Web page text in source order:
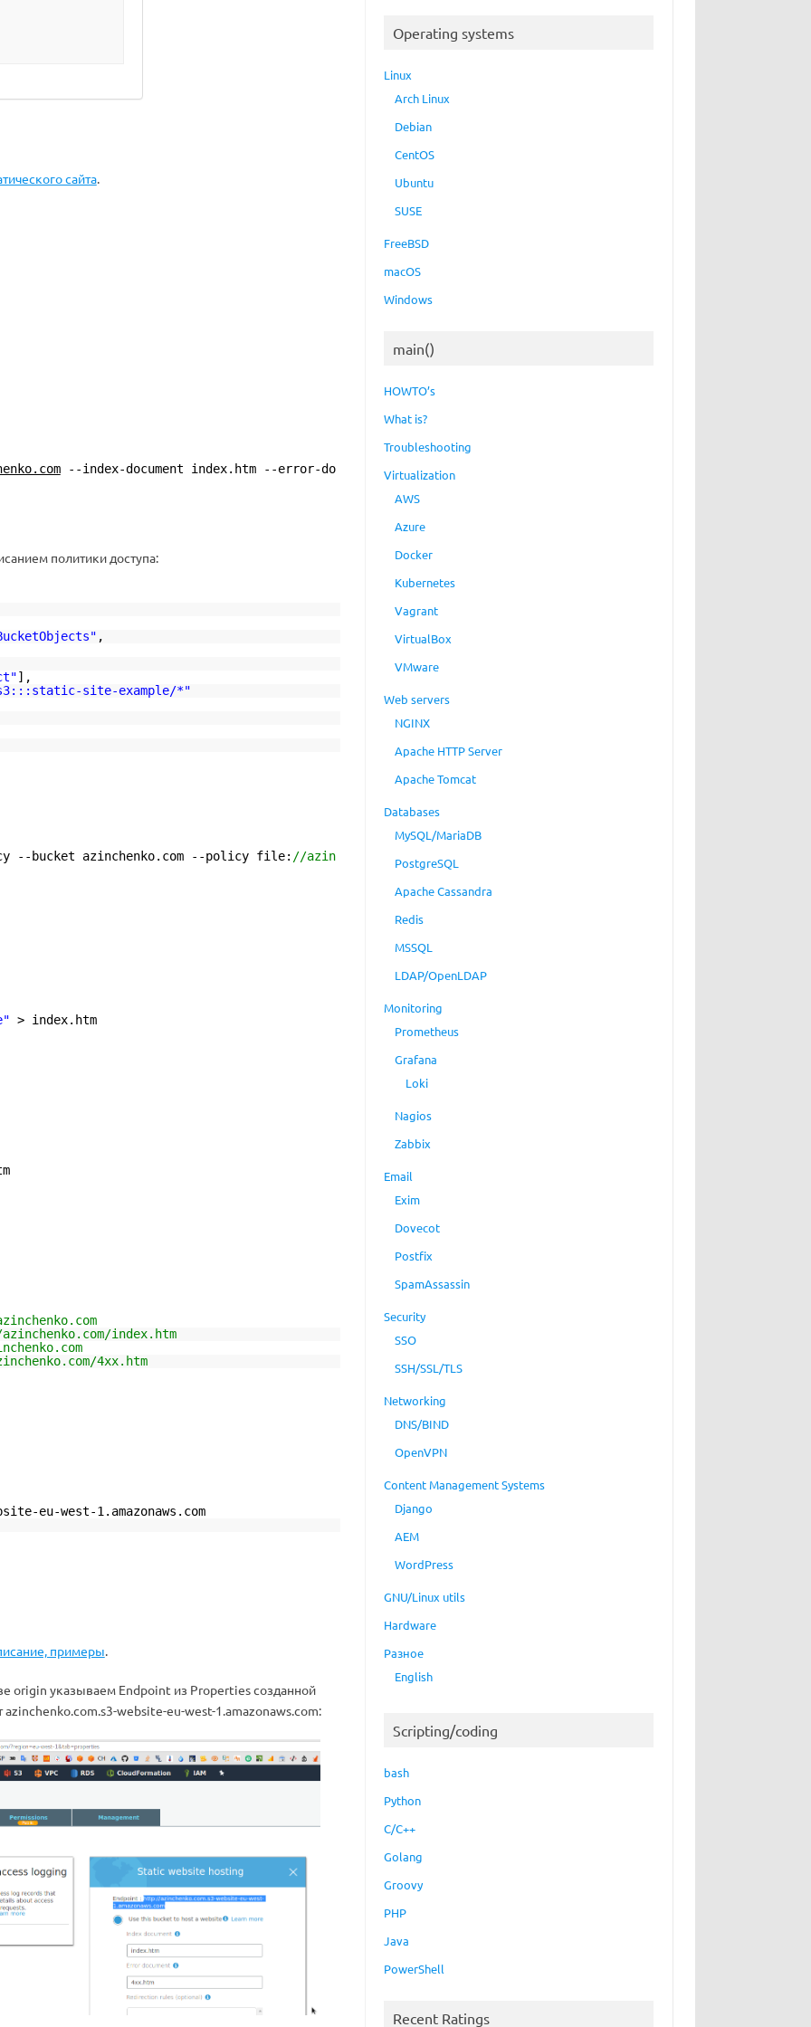
сайта.
--index-document index.htm --error-do
политики доступа:
,
],
site-example/*"
--bucket azinchenko.com --policy file: //azin
> index.htm
index.htm
4xx.htm
eu-west-1.amazonaws.com
примеры.
origin указываем Endpoint из Properties созданной
website-eu-west-1.amazonaws.com:
Operating systems
Linux
Arch Linux
Debian
CentOS
Ubuntu
SUSE
FreeBSD
macOS
Windows
main()
HOWTO’s
What is?
Troubleshooting
Virtualization
AWS
Azure
Docker
Kubernetes
Vagrant
VirtualBox
VMware
Web servers
NGINX
Apache HTTP Server
Apache Tomcat
Databases
MySQL/MariaDB
PostgreSQL
Apache Cassandra
Redis
MSSQL
LDAP/OpenLDAP
Monitoring
Prometheus
Grafana
Loki
Nagios
Zabbix
Email
Exim
Dovecot
Postfix
SpamAssassin
Security
SSO
SSH/SSL/TLS
Networking
DNS/BIND
OpenVPN
Content Management Systems
Django
AEM
WordPress
GNU/Linux utils
Hardware
Разное
English
Scripting/coding
bash
Python
C/C++
Golang
Groovy
PHP
Java
PowerShell
Recent Ratings